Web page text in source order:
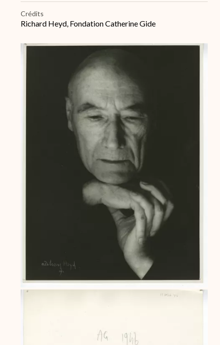
Crédits
Richard Heyd, Fondation Catherine Gide
Archive